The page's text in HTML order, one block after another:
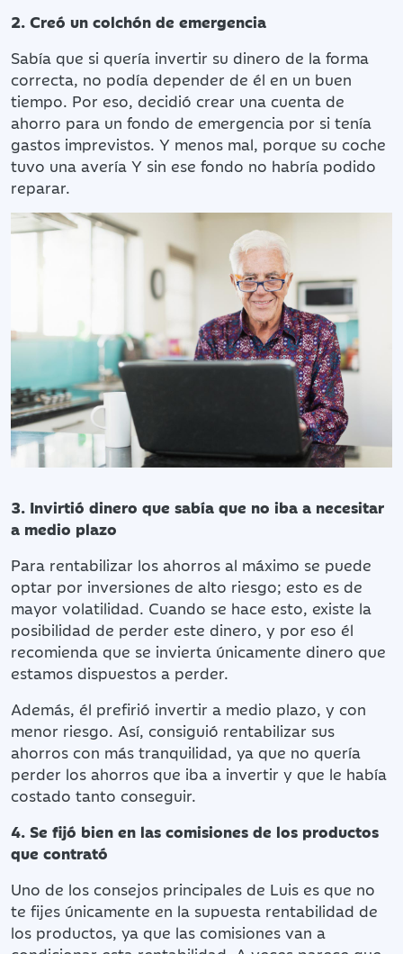
2. Creó un colchón de emergencia
Sabía que si quería invertir su dinero de la forma
correcta, no podía depender de él en un buen
tiempo. Por eso, decidió crear una cuenta de
ahorro para un fondo de emergencia por si tenía
gastos imprevistos. Y menos mal, porque su coche
tuvo una avería Y sin ese fondo no habría podido
reparar.
3. Invirtió dinero que sabía que no iba a necesitar
a medio plazo
Para rentabilizar los ahorros al máximo se puede
optar por inversiones de alto riesgo; esto es de
mayor volatilidad. Cuando se hace esto, existe la
posibilidad de perder este dinero, y por eso él
recomienda que se invierta únicamente dinero que
estamos dispuestos a perder.
Además, él prefirió invertir a medio plazo, y con
menor riesgo. Así, consiguió rentabilizar sus
ahorros con más tranquilidad, ya que no quería
perder los ahorros que iba a invertir y que le había
costado tanto conseguir.
4. Se fijó bien en las comisiones de los productos
que contrató
Uno de los consejos principales de Luis es que no
te fijes únicamente en la supuesta rentabilidad de
los productos, ya que las comisiones van a